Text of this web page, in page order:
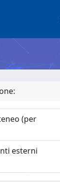
(per
esterni